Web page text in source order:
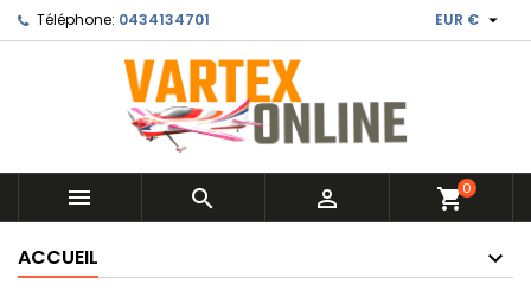
Téléphone: 0434134701 EUR € 
   shopping_cart0
ACCUEIL